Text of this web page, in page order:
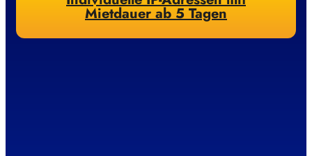
Mietdauer ab 5 Tagen